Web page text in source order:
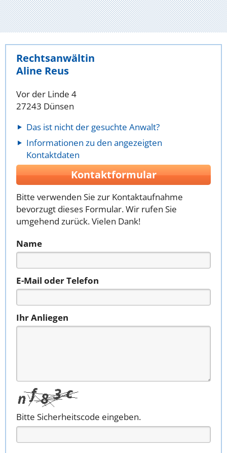
Rechtsanwältin
Aline Reus
Vor der Linde 4
27243 Dünsen
Das ist nicht der gesuchte Anwalt?
Informationen zu den angezeigten
Kontaktdaten
Kontaktformular
Bitte verwenden Sie zur Kontaktaufnahme
bevorzugt dieses Formular. Wir rufen Sie
umgehend zurück. Vielen Dank!
Name
E-Mail oder Telefon
Ihr Anliegen
Bitte Sicherheitscode eingeben.